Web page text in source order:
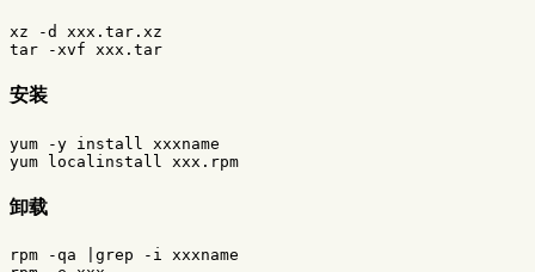
xz -d xxx.tar.xz
安装
yum -y install xxxname
卸载
rpm -qa |grep -i xxxname